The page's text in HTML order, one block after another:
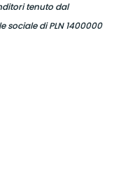
tenuto dal
sociale di PLN 1400000